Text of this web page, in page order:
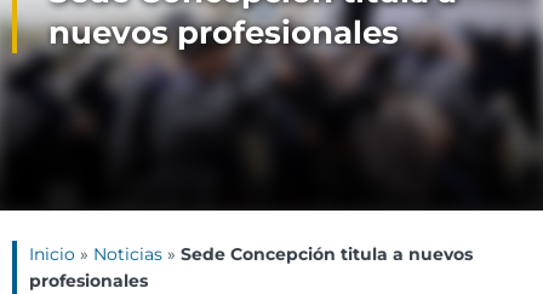
nuevos profesionales
Inicio » Noticias » Sede Concepción titula a nuevos
profesionales